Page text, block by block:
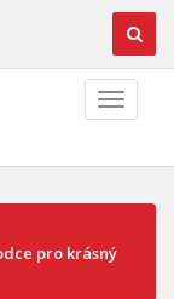
pro krásný